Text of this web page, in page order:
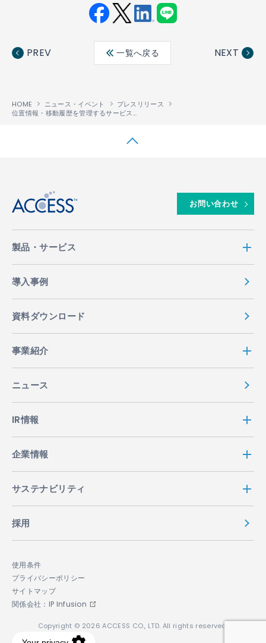
ebo ter
edin
PREV 一覧へ戻る NEXT
HOME ニュース・イベント
プレスリリース
位置情報・移動履歴を管理するサービス「Linkit® Maps」と「Linkit® エリア探索」 が経済産業省の「IT導入補助金2020」の補助金対象ITツールに認定
お問い合わせ
製品・サービス
導入事例
資料ダウンロード
事業紹介
ニュース
IR情報
企業情報
サステナビリティ
採用
使用条件
プライバシーポリシー
サイトマップ
関係会社：IP Infusion
Copyright © 2026 ACCESS CO., LTD. All rights reserved.